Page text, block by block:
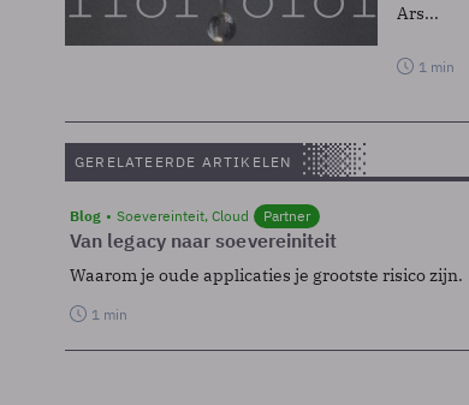
Ars...
1 min
GERELATEERDE ARTIKELEN
Blog Soevereinteit, Cloud Partner
Van legacy naar soevereiniteit
Waarom je oude applicaties je grootste risico zijn.
1 min